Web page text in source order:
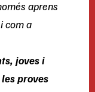
aprens
com a
joves i
proves